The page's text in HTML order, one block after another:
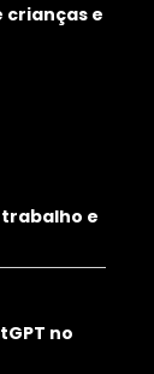
crianças e
trabalho e
no